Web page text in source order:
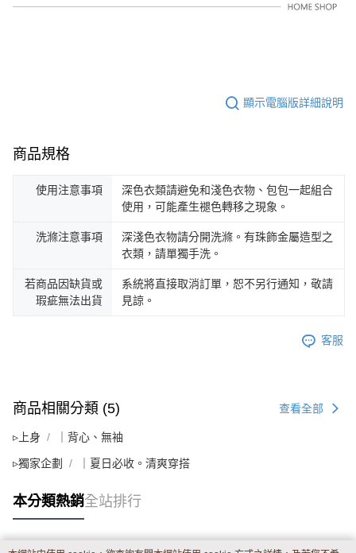
顯示電腦版詳細說明
商品規格
使用注意事項
深色衣類請避免和淺色衣物、包包一起組合
使用，可能產生褪色轉移之現象。
洗滌注意事項
深淺色衣物請分開洗滌。有珠飾金屬造型之
衣類，請單獨手洗。
若商品因缺貨或
瑕疵無法出貨
系統將直接取消訂單，恕不另行通知，敬請
見諒。
客服
商品相關分類 (5) 查看全部
▹上身 ｜背心、無袖
▹獨家企劃 ｜夏日必收。清爽穿搭
本分類熱銷全站排行